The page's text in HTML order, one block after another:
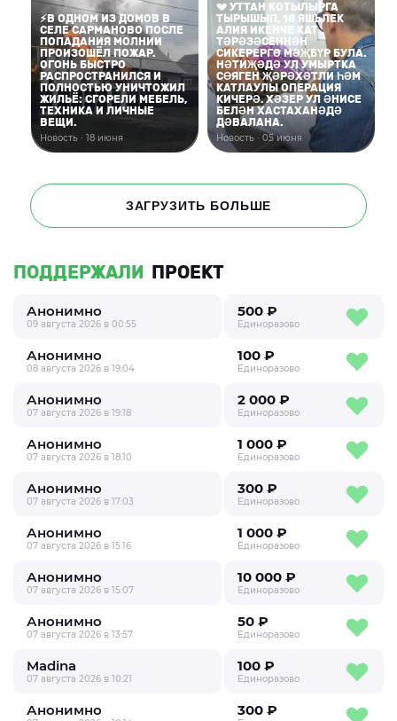
⚡В ОДНОМ ИЗ ДОМОВ В
СЕЛЕ САРМАНОВО ПОСЛЕ
ПОПАДАНИЯ МОЛНИИ
ПРОИЗОШЁЛ ПОЖАР.
ОГОНЬ БЫСТРО
РАСПРОСТРАНИЛСЯ И
ПОЛНОСТЬЮ УНИЧТОЖИЛ
ЖИЛЬЁ: СГОРЕЛИ МЕБЕЛЬ,
ТЕХНИКА И ЛИЧНЫЕ
ВЕЩИ.
Новость · 18 июня
💔 УТТАН КОТЫЛЫРГА
ТЫРЫШЫП, 18 ЯШЬЛЕК
АЛИЯ ИКЕНЧЕ КАТ
ТӘРӘЗӘСЕННӘН
СИКЕРЕРГӘ МӘҖБҮР БУЛА.
НӘТИҖӘДӘ УЛ УМЫРТКА
СӨЯГЕН ҖӘРӘХӘТЛИ ҺӘМ
КАТЛАУЛЫ ОПЕРАЦИЯ
КИЧЕРӘ. ХӘЗЕР УЛ ӘНИСЕ
БЕЛӘН ХАСТАХАНӘДӘ
ДӘВАЛАНА.
Новость · 05 июня
ЗАГРУЗИТЬ БОЛЬШЕ
ПОДДЕРЖАЛИ ПРОЕКТ
Анонимно
09 августа 2026 в 00:55
500 ₽
Единоразово
Анонимно
08 августа 2026 в 19:04
100 ₽
Единоразово
Анонимно
07 августа 2026 в 19:18
2 000 ₽
Единоразово
Анонимно
07 августа 2026 в 18:10
1 000 ₽
Единоразово
Анонимно
07 августа 2026 в 17:03
300 ₽
Единоразово
Анонимно
07 августа 2026 в 15:16
1 000 ₽
Единоразово
Анонимно
07 августа 2026 в 15:07
10 000 ₽
Единоразово
Анонимно
07 августа 2026 в 13:57
50 ₽
Единоразово
Madina
07 августа 2026 в 10:21
100 ₽
Единоразово
Анонимно 300 ₽